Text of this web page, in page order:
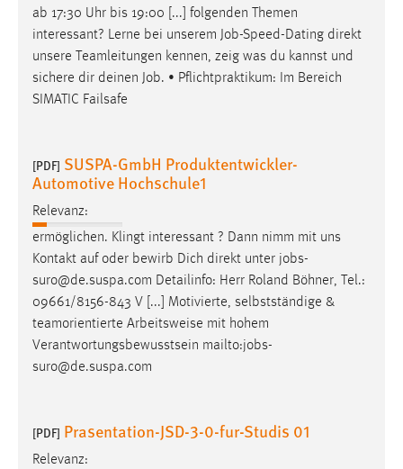
ab 17:30 Uhr bis 19:00 [...] folgenden Themen
interessant? Lerne bei unserem Job-Speed-Dating direkt
unsere Teamleitungen kennen, zeig was du kannst und
sichere dir deinen Job. • Pflichtpraktikum: Im Bereich
SIMATIC Failsafe
[PDF] SUSPA-GmbH Produktentwickler-
Automotive Hochschule1
Relevanz:
ermöglichen. Klingt interessant ? Dann nimm mit uns
Kontakt auf oder bewirb Dich direkt unter jobs-
suro@de.suspa.com Detailinfo: Herr Roland Böhner, Tel.:
09661/8156-843 V [...] Motivierte, selbstständige &
teamorientierte Arbeitsweise mit hohem
Verantwortungsbewusstsein mailto:jobs-
suro@de.suspa.com
[PDF] Prasentation-JSD-3-0-fur-Studis 01
Relevanz: